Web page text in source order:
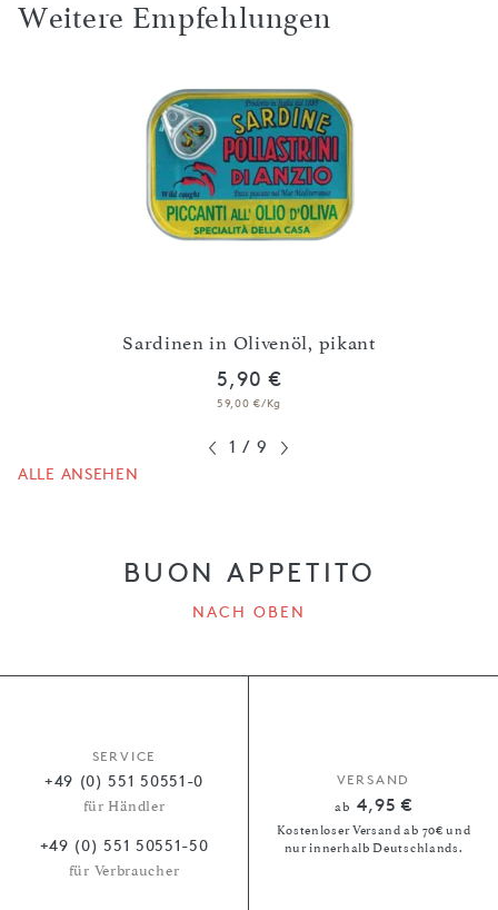
Weitere Empfehlungen
Sardinen in Olivenöl, pikant
5,90 €
59,00 €/Kg
1 / 9
ALLE ANSEHEN
BUON APPETITO
NACH OBEN
SERVICE
+49 (0) 551 50551-0
für Händler
+49 (0) 551 50551-50
für Verbraucher
VERSAND
ab 4,95 €
Kostenloser Versand ab 70€ und
nur innerhalb Deutschlands.